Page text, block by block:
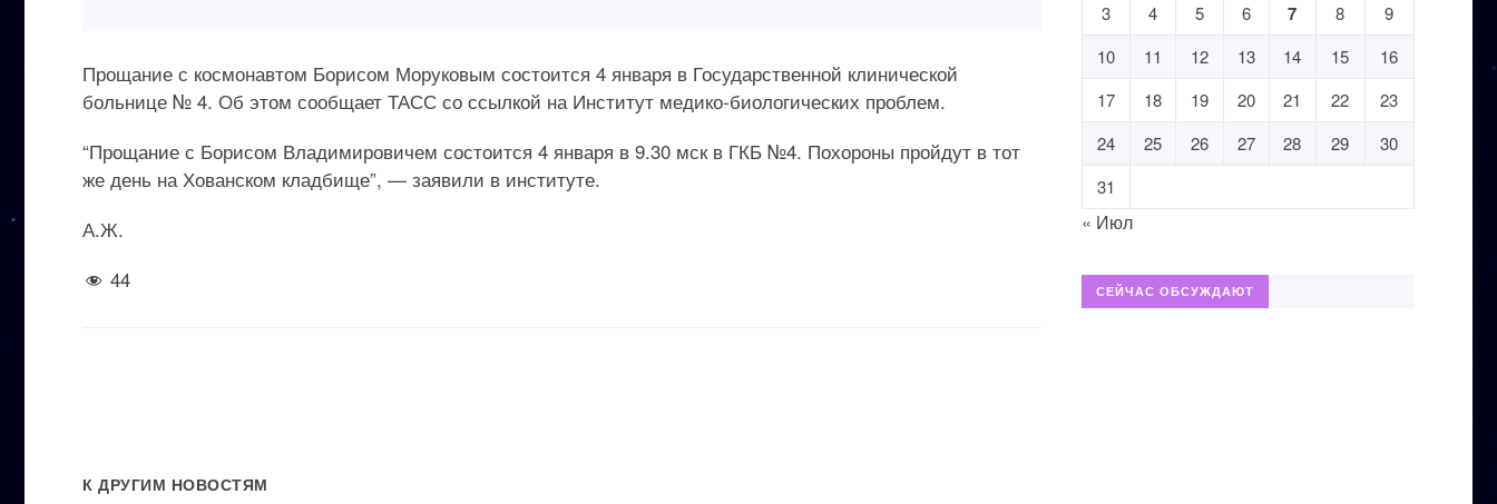
Прощание с космонавтом Борисом Моруковым состоится 4 января в Государственной клинической
больнице № 4. Об этом сообщает ТАСС со ссылкой на Институт медико-биологических проблем.
“Прощание с Борисом Владимировичем состоится 4 января в 9.30 мск в ГКБ №4. Похороны пройдут в тот
же день на Хованском кладбище”, — заявили в институте.
А.Ж.
44
К ДРУГИМ НОВОСТЯМ
3
4 5 6 7 8
9
10
11 12 13 14 15
16
17
18 19 20 21 22
23
24
25 26 27 28 29
30
31
« Июл
СЕЙЧАС ОБСУЖДАЮТ